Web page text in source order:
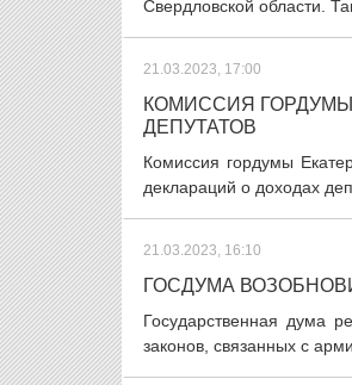
Свердловской области.
21.03.2023, 17:00
КОМИССИЯ
ДЕПУТАТОВ
Комиссия гордумы
деклараций о доходах
21.03.2023, 16:10
ГОСДУМА
Государственная дума
законов, связанных с